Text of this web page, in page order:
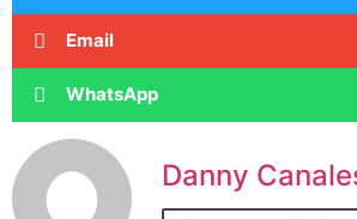
Email
WhatsApp
Danny